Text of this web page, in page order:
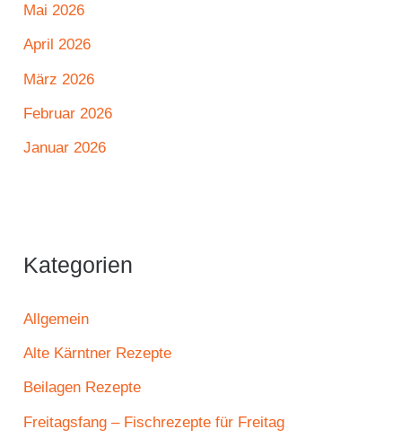
Mai 2026
April 2026
März 2026
Februar 2026
Januar 2026
Kategorien
Allgemein
Alte Kärntner Rezepte
Beilagen Rezepte
Freitagsfang – Fischrezepte für Freitag